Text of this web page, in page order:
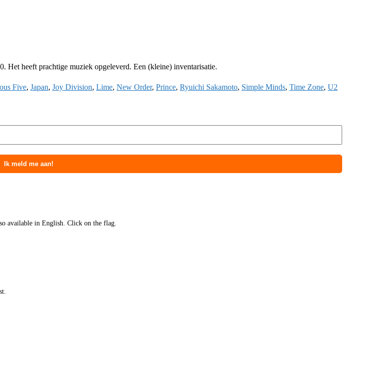
Het heeft prachtige muziek opgeleverd. Een (kleine) inventarisatie.
Five, Japan, Joy Division, Lime, New Order, Prince, Ryuichi Sakamoto, Simple Minds, Time Zone, U2
available in English. Click on the flag.